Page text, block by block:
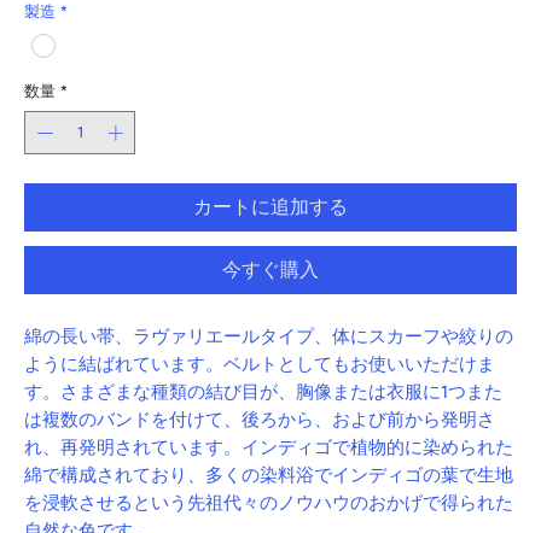
製造 *
数量 *
カートに追加する
今すぐ購入
綿の長い帯、ラヴァリエールタイプ、体にスカーフや絞りの
ように結ばれています。ベルトとしてもお使いいただけま
す。さまざまな種類の結び目が、胸像または衣服に1つまた
は複数のバンドを付けて、後ろから、および前から発明さ
れ、再発明されています。インディゴで植物的に染められた
綿で構成されており、多くの染料浴でインディゴの葉で生地
を浸軟させるという先祖代々のノウハウのおかげで得られた